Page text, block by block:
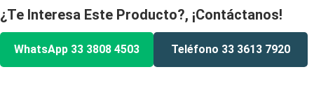
¿Te Interesa Este Producto?, ¡Contáctanos!
WhatsApp 33 3808 4503 Teléfono 33 3613 7920